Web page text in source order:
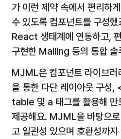
가 이런 제약 속에서 편리하
수 있도록 컴포넌트를 구성
React 생태계에 연동하고,
구현한 Mailing 등의 통합 솔
MJML은 컴포넌트 라이브러
을 통한 다단 레이아웃 구성,
table 및 a 태그를 활용해
제공해요. MJML을 바탕으
고 일관성 있으며 호환성까